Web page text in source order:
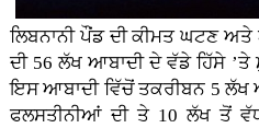
ਲਿਬਨਾਨੀ ਪੌਂਡ ਦੀ ਕੀਮਤ ਘਟਣ
ਦੀ 56 ਲੱਖ ਆਬਾਦੀ ਦੇ ਵੱਡੇ ਹਿੱਸੇ ’ਤੇ
ਇਸ ਆਬਾਦੀ ਵਿੱਚੋਂ ਤਕਰੀਬਨ 5
ਫਲਸਤੀਨੀਆਂ ਦੀ ਤੇ 10 ਲੱਖ ਤੋਂ